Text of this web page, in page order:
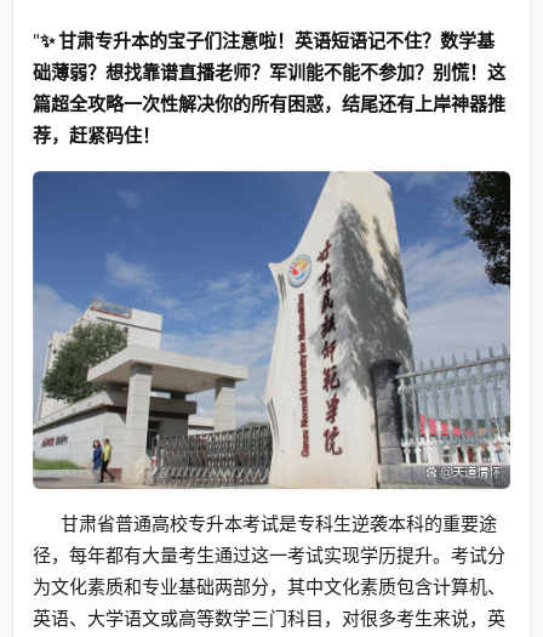
"✨ 甘肃专升本的宝子们注意啦！英语短语记不住？数学基
础薄弱？想找靠谱直播老师？军训能不能不参加？别慌！这
篇超全攻略一次性解决你的所有困惑，结尾还有上岸神器推
荐，赶紧码住！
甘肃省普通高校专升本考试是专科生逆袭本科的重要途
径，每年都有大量考生通过这一考试实现学历提升。考试分
为文化素质和专业基础两部分，其中文化素质包含计算机、
英语、大学语文或高等数学三门科目，对很多考生来说，英